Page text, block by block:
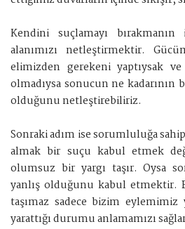
Kendini suçlamayı
alanımızı netleştirmektir.
elimizden gerekeni yaptıysak
olmadıysa sonucun ne kadarının
olduğunu netleştirebiliriz.
Sonraki adım ise sorumluluğa
almak bir suçu kabul etmek
olumsuz bir yargı taşır. Oysa
yanlış olduğunu kabul etmektir.
taşımaz sadece bizim
yarattığı durumu anlamamızı